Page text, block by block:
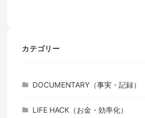
カテゴリー
DOCUMENTARY（事実・記録）
LIFE HACK（お金・効率化）